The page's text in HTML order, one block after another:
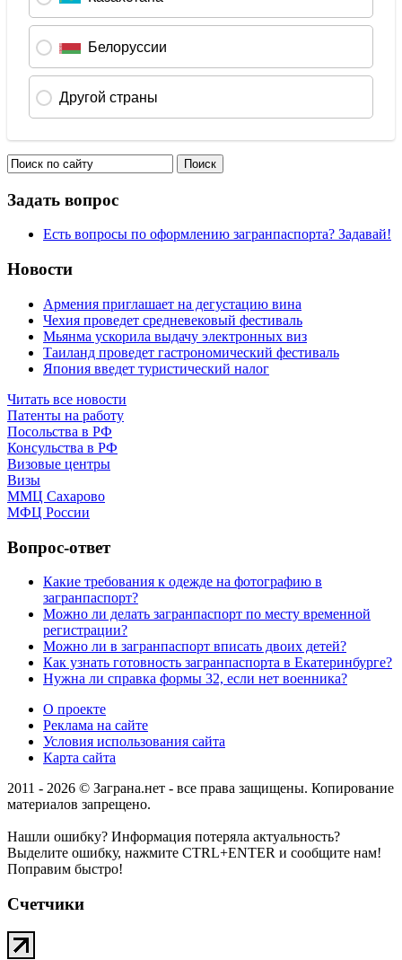
Задать вопрос
Есть вопросы по оформлению загранпаспорта? Задавай!
Новости
Армения приглашает на дегустацию вина
Чехия проведет средневековый фестиваль
Мьянма ускорила выдачу электронных виз
Таиланд проведет гастрономический фестиваль
Япония введет туристический налог
Читать все новости
Патенты на работу
Посольства в РФ
Консульства в РФ
Визовые центры
Визы
ММЦ Сахарово
МФЦ России
Вопрос-ответ
Какие требования к одежде на фотографию в
загранпаспорт?
Можно ли делать загранпаспорт по месту временной
регистрации?
Можно ли в загранпаспорт вписать двоих детей?
Как узнать готовность загранпаспорта в Екатеринбурге?
Нужна ли справка формы 32, если нет военника?
О проекте
Реклама на сайте
Условия использования сайта
Карта сайта
2011 - 2026 © Заграна.нет - все права защищены. Копирование
материалов запрещено.
Нашли ошибку? Информация потеряла актуальность?
Выделите ошибку, нажмите CTRL+ENTER и сообщите нам!
Поправим быстро!
Счетчики